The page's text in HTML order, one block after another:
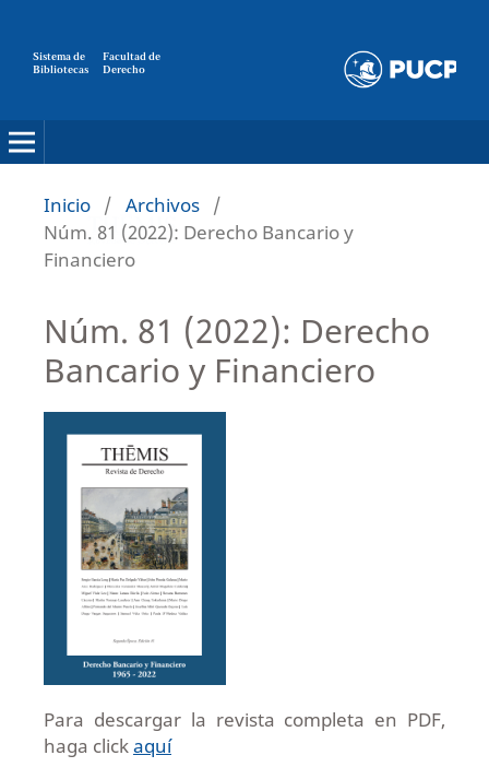
Sistema de
Bibliotecas
Facultad de
Derecho
Inicio / Archivos /
Núm. 81 (2022): Derecho Bancario y
Financiero
Núm. 81 (2022): Derecho
Bancario y Financiero
Para descargar la revista completa en PDF,
haga clickaquí